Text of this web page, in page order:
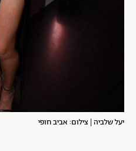
יעל שלביה | צילום: אביב חופי